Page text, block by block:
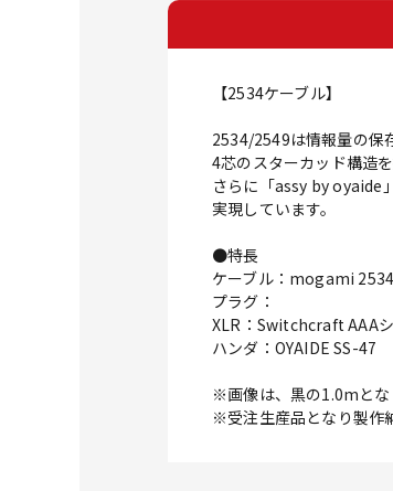
【2534ケーブル】
2534/2549は情報量の保
4芯のスターカッド構造
さらに「assy by oyaide
実現しています。
●特長
ケーブル：mogami
プラグ：
XLR：Switchcraft AAA
ハンダ：OYAIDE SS-47
※画像は、黒の1.0mとな
※受注生産品となり製作